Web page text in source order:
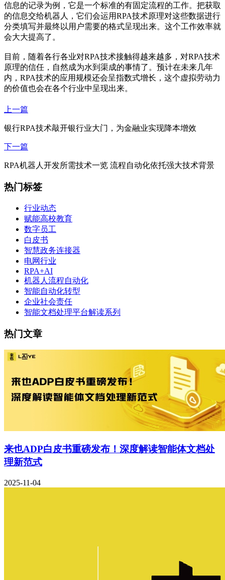
信息的记录为例，它是一个标准的有固定流程的工作。把获取
的信息交给机器人，它们会运用RPA技术原理对这些数据进行
分类填写并最终以用户需要的格式呈现出来。这个工作效率就
会大大提高了。
目前，随着各行各业对RPA技术接触得越来越多，对RPA技术
原理的信任，自然成为水到渠成的事情了。预计在未来几年
内，RPA技术的应用规模还会呈指数式增长，这个虚拟劳动力
的价值也会在各个行业中呈现出来。
上一篇
银行RPA技术敲开银行业大门，为金融业实现降本增效
下一篇
RPA机器人开发所需技术一览 流程自动化依托强大技术背景
热门标签
行业动态
赋能高校教育
数字员工
白皮书
智慧政务连接器
电网行业
RPA+AI
机器人流程自动化
智能自动化转型
企业社会责任
智能文档处理平台解读系列
热门文章
来也ADP白皮书重磅发布！深度解读智能体文档处
理新范式
2025-11-04